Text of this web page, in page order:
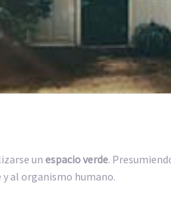
un espacio verde.
al organismo humano.